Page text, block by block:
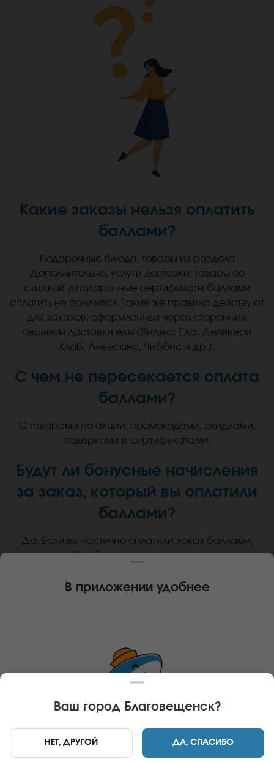
Какие заказы нельзя оплатить
баллами?
Подарочные блюда, товары из раздела
Дополнительно, услуги доставки, товары со
скидкой и подарочные сертификаты баллами
оплатить не получится. Такие же правила действуют
для заказов, оформленных через сторонние
сервисы доставки еды (Яндекс Еда, Деливери
Клаб, Леверанс, Чиббис и др.).
С чем не пересекается оплата
баллами?
С товарами по акции, промокодами, скидками,
подарками и сертификатами.
Будут ли бонусные начисления
за заказ, который вы оплатили
баллами?
Да. Если вы частично оплатили заказ баллами,
тогда кэшбэк будет начислен на оставшуюся
Пришло время окунуться в
В приложении удобнее
Ваш город Благовещенск?
НЕТ, ДРУГОЙ ДА, СПАСИБО